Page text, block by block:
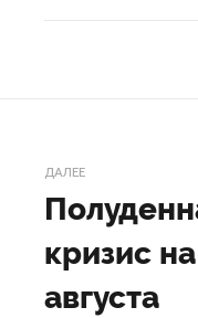
ДАЛЕЕ
кризис
августа